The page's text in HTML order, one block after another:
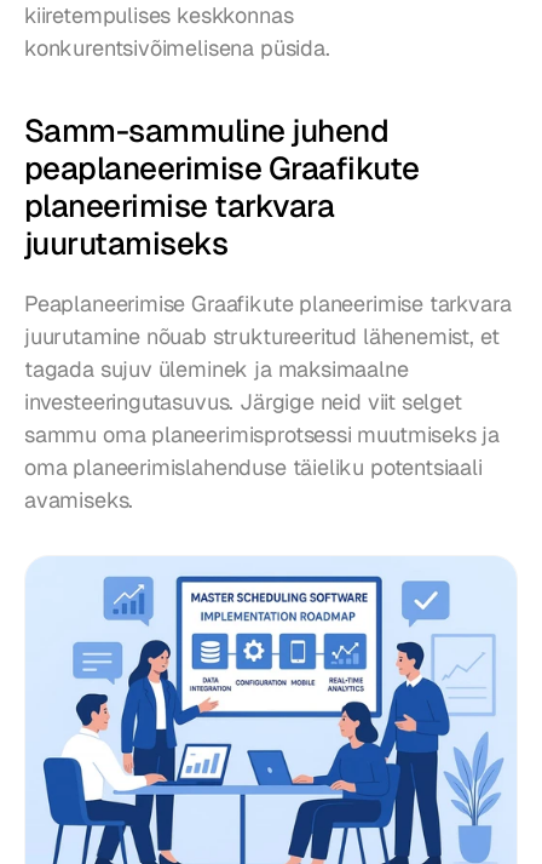
kiiretempulises keskkonnas
konkurentsivõimelisena püsida.
Samm-sammuline juhend
peaplaneerimise Graafikute
planeerimise tarkvara
juurutamiseks
Peaplaneerimise Graafikute planeerimise tarkvara
juurutamine nõuab struktureeritud lähenemist, et
tagada sujuv üleminek ja maksimaalne
investeeringutasuvus. Järgige neid viit selget
sammu oma planeerimisprotsessi muutmiseks ja
oma planeerimislahenduse täieliku potentsiaali
avamiseks.